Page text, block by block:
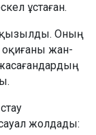
ұстаған.
Оның
оқиғаны жан-
жолдады: